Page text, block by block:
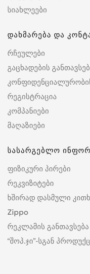
სიახლეები
დახმარება და
რჩეულები
გაცხადების
რეგისტრაცია
კომპანიები
მაღაზიები
სასარგებლო
ფიზიკური პირები
რეკვიზიტები
ხშირად დასმული
Zippo
რეკლამის განთავსება
“შოპ.ჯი”-სგან